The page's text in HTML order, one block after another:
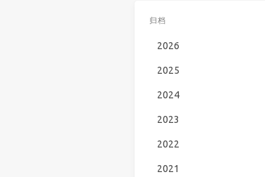
归档
2026
2025
2024
2023
2022
2021